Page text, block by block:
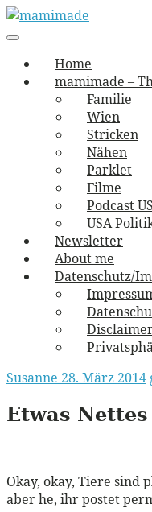
Skip
to
mamimade
vernäht und zugetextet
navigation
Menu
Home
mamimade –
Familie
Wien
Stricken
Nähen
Parklet
Filme
Podcast
USA
Newsletter
About me
Datenschutz/
Susanne 28. März 2014
Etwas
Okay, okay, Tiere sind
aber he, ihr postet